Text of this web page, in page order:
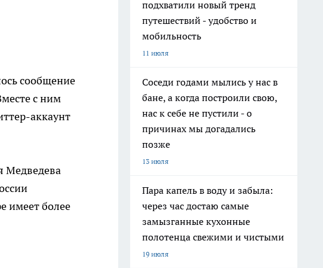
сообщение
с ним
аккаунт
Медведева
имеет более
подхватили новый тренд
путешествий - удобство и
мобильность
11 июля
Соседи годами мылись у нас в
бане, а когда построили свою,
нас к себе не пустили - о
причинах мы догадались
позже
13 июля
Пара капель в воду и забыла:
через час достаю самые
замызганные кухонные
полотенца свежими и чистыми
19 июля